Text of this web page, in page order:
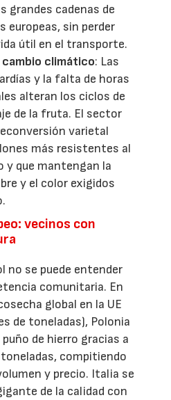
grandes cadenas de
europeas, sin perder
útil en el transporte.
climático: Las
y la falta de horas
alteran los ciclos de
de la fruta. El sector
varietal
más resistentes al
y que mantengan la
y el color exigidos
vecinos con
no se puede entender
comunitaria. En
global en la UE
de toneladas), Polonia
de hierro gracias a
compitiendo
y precio. Italia se
de la calidad con